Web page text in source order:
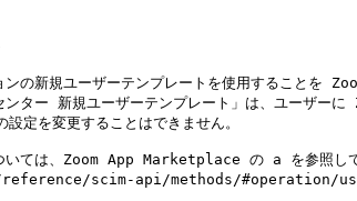
の新規ユーザーテンプレートを使用することを
ター 新規ユーザーテンプレート」は、ユーザー
定を変更することはできません。
いては、Zoom App Marketplace の a を参照し
scim-api/methods/#operation/